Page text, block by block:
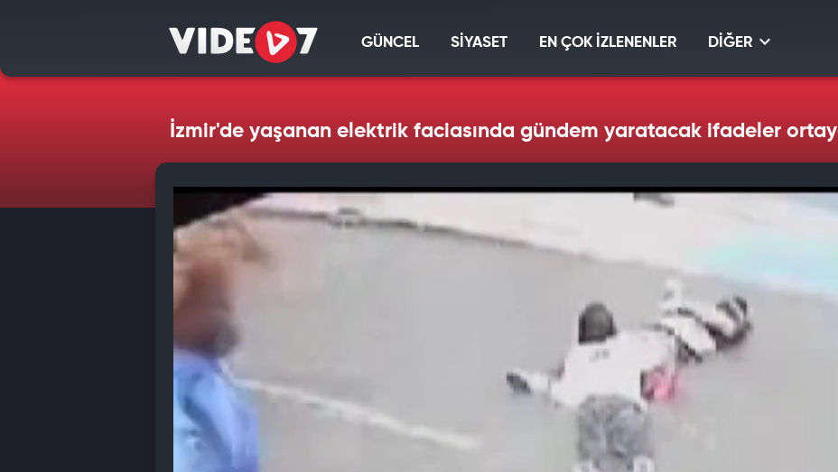
GÜNCEL SİYASET EN ÇOK İZLENENLER DİĞER
İzmir'de yaşanan elektrik faciasında gündem yaratacak ifadeler